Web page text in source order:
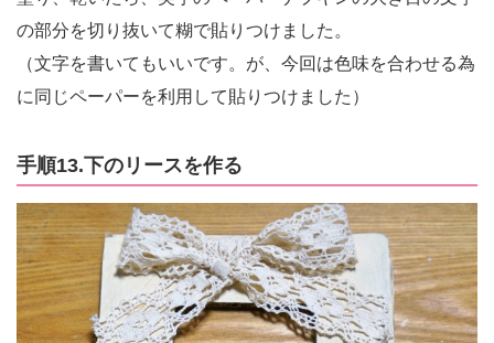
の部分を切り抜いて糊で貼りつけました。
（文字を書いてもいいです。が、今回は色味を合わせる為
に同じペーパーを利用して貼りつけました）
手順13.下のリースを作る